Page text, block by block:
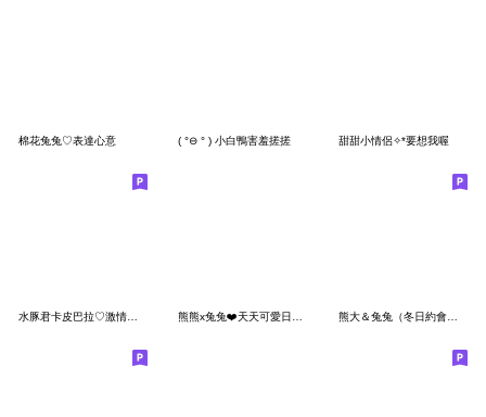
棉花兔兔♡表達心意 ( °⊖ ° ) 小白鴨害羞搓搓 甜甜小情侶✧*要想我喔
熊大＆兔兔（冬日約會篇）